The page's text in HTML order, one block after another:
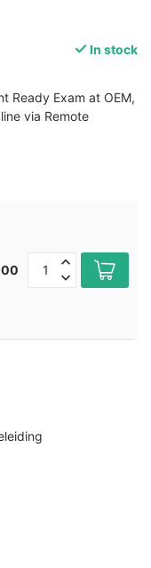
In stock
Ready Exam at OEM,
via Remote